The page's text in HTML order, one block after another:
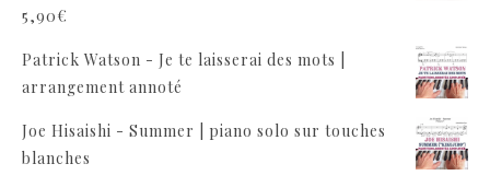
5,90€
Patrick Watson - Je te laisserai des mots |
arrangement annoté
Joe Hisaishi - Summer | piano solo sur touches
blanches